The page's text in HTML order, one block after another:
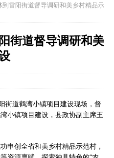
到雷阳街道督导调研和美乡村精品示
街道督导调研和美
街道鹤湾小镇项目建设现场，督
小镇项目建设，县政协副主席王
申创全省和美乡村精品示范村，